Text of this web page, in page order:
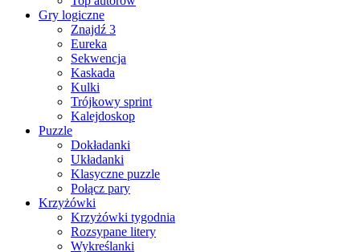
Gry logiczne
Znajdź 3
Eureka
Sekwencja
Kaskada
Kulki
Trójkowy sprint
Kalejdoskop
Puzzle
Dokładanki
Układanki
Klasyczne puzzle
Połącz pary
Krzyżówki
Krzyżówki tygodnia
Rozsypane litery
Wykreślanki